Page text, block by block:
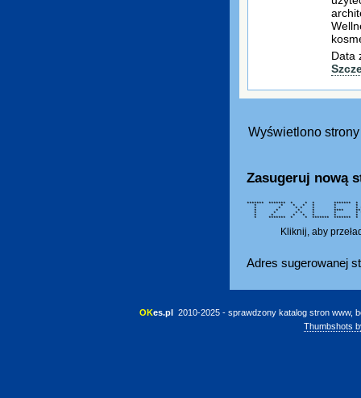
Data
Wyświetlono
Zasugeruj nową
******* ******* * * *
* * * * * * *
* * * * * * *
* * * * **** **
* * * * * * * **
* * * * * * *
* ******* * * *******
Kliknij, aby
Adres sugerowanej
OKes.pl 2010-2025 - sprawdzony katalog stron www,
Thumbshots